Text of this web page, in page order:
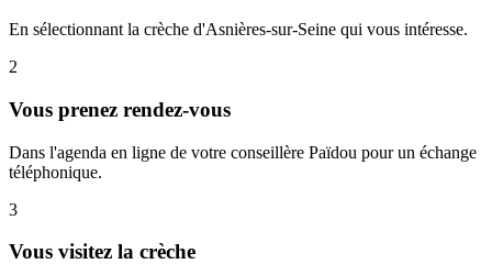
En sélectionnant la crèche d'Asnières-sur-Seine qui vous intéresse.
2
Vous prenez rendez-vous
Dans l'agenda en ligne de votre conseillère Païdou pour un échange
téléphonique.
3
Vous visitez la crèche